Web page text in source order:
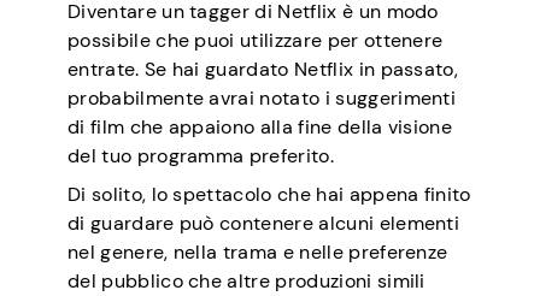
Diventare un tagger di Netflix è un modo
possibile che puoi utilizzare per ottenere
entrate. Se hai guardato Netflix in passato,
probabilmente avrai notato i suggerimenti
di film che appaiono alla fine della visione
del tuo programma preferito.
Di solito, lo spettacolo che hai appena finito
di guardare può contenere alcuni elementi
nel genere, nella trama e nelle preferenze
del pubblico che altre produzioni simili